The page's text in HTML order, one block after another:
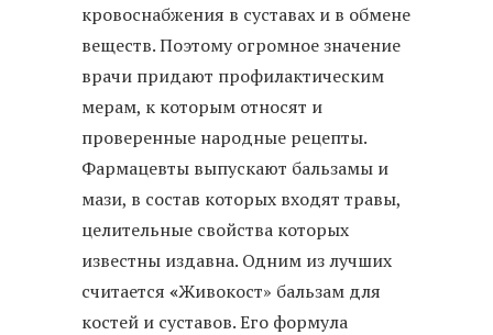
кровоснабжения в суставах и в обмене
веществ. Поэтому огромное значение
врачи придают профилактическим
мерам, к которым относят и
проверенные народные рецепты.
Фармацевты выпускают бальзамы и
мази, в состав которых входят травы,
целительные свойства которых
известны издавна. Одним из лучших
считается «Живокост» бальзам для
костей и суставов. Его формула